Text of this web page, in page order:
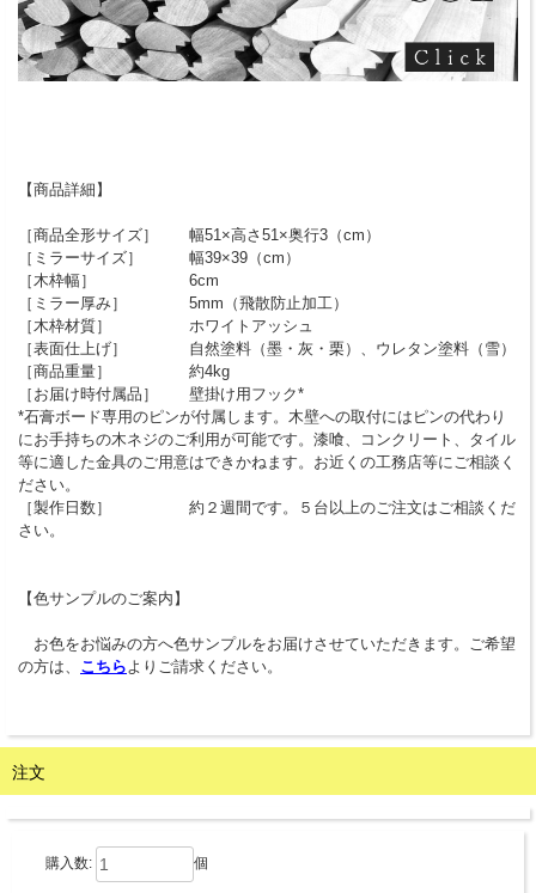
【商品詳細】
［商品全形サイズ］ 幅51×高さ51×奥行3（cm）
［ミラーサイズ］ 幅39×39（cm）
［木枠幅］ 6cm
［ミラー厚み］ 5mm（飛散防止加工）
［木枠材質］ ホワイトアッシュ
［表面仕上げ］ 自然塗料（墨・灰・栗）、ウレタン塗料（雪）
［商品重量］ 約4kg
［お届け時付属品］ 壁掛け用フック*
*石膏ボード専用のピンが付属します。木壁への取付にはピンの代わり
にお手持ちの木ネジのご利用が可能です。漆喰、コンクリート、タイル
等に適した金具のご用意はできかねます。お近くの工務店等にご相談く
ださい。
［製作日数］ 約２週間です。５台以上のご注文はご相談くだ
さい。
【色サンプルのご案内】
お色をお悩みの方へ色サンプルをお届けさせていただきます。ご希望
の方は、 こちらよりご請求ください。
注文
購入数: 個